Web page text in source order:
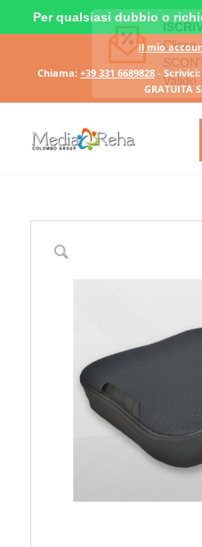
Il mio
Chiama: +39 331 6689828- Scrivici:
GRATUITA
Per qualsiasi dubbio o